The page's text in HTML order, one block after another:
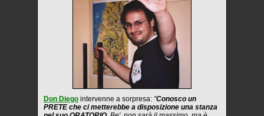
Don Diego intervenne a sorpresa: "Conosco un
PRETE che ci metterebbe a disposizione una stanza